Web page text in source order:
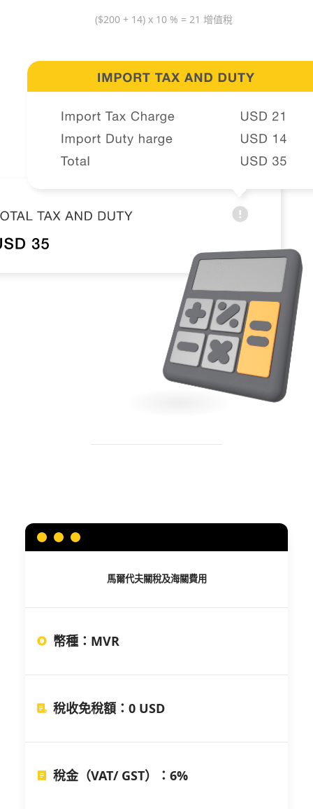
($200 + 14) x 10 % = 21 增值稅
馬爾代夫關稅及海關費用
幣種 ： MVR
稅收免稅額 ： 0 USD
稅金（VAT/ GST） ： 6%